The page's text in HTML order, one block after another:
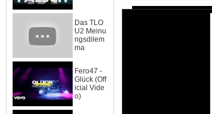
Das TLO
U2 Meinu
ngsdilem
ma
Fero47 -
Glück (Off
icial Vide
o)